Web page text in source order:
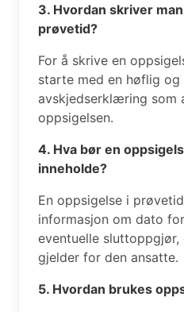
3. Hvordan skriver
prøvetid?
For å skrive en
starte med en høflig og
avskjedserklæring som
oppsigelsen.
4. Hva bør en
inneholde?
En oppsigelse i
informasjon om dato
eventuelle
gjelder for den ansatte.
5. Hvordan brukes